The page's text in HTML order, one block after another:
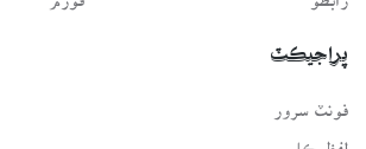
پراجيڪٽ
لفظيڪار